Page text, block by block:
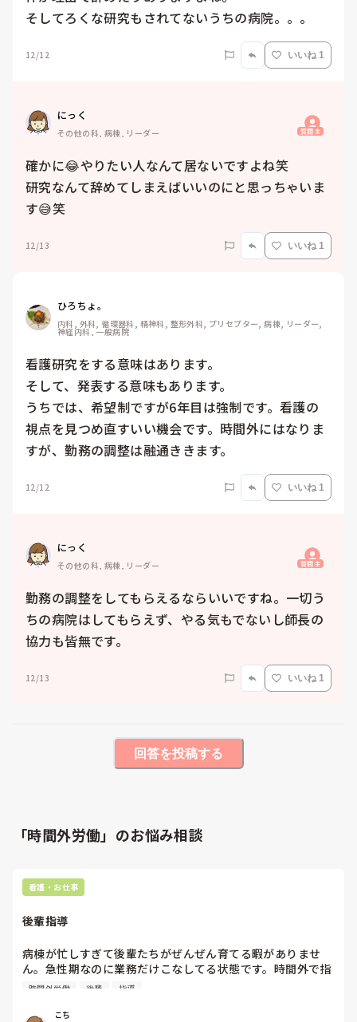
そしてろくな研究もされてないうちの病院。。。
12/12 いいね 1
にっく
その他の科, 病棟, リーダー 質問主
確かに😂やりたい人なんて居ないですよね笑
研究なんて辞めてしまえばいいのにと思っちゃいま
す😅笑
12/13 いいね 1
ひろちょ。
内科, 外科, 循環器科, 精神科, 整形外科, プリセプター, 病棟, リーダー,
神経内科, 一般病院
看護研究をする意味はあります。
そして、発表する意味もあります。
うちでは、希望制ですが6年目は強制です。看護の
視点を見つめ直すいい機会です。時間外にはなりま
すが、勤務の調整は融通ききます。
12/12 いいね 1
にっく
その他の科, 病棟, リーダー 質問主
勤務の調整をしてもらえるならいいですね。一切う
ちの病院はしてもらえず、やる気もでないし師長の
協力も皆無です。
12/13 いいね 1
回答を投稿する
「時間外労働」のお悩み相談
看護・お仕事
後輩指導
病棟が忙しすぎて後輩たちがぜんぜん育てる暇がありませ
ん。急性期なのに業務だけこなしてる状態です。時間外で指
導する気力はお互いになく、、みなさんどのような感じです
時間外労働 後輩 指導
こち